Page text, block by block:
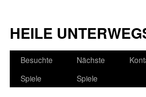
HEILE
Besuchte
Spiele
Nächste
Spiele